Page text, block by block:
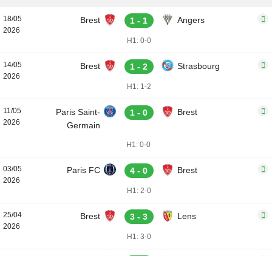
18/05
2026
Brest 1 - 1 Angers
H1: 0-0
14/05
2026
Brest 1 - 2 Strasbourg
H1: 1-2
11/05
2026
Paris Saint-
Germain
1 - 0 Brest
H1: 0-0
03/05
2026
Paris FC 4 - 0 Brest
H1: 2-0
25/04
2026
Brest 3 - 3 Lens
H1: 3-0